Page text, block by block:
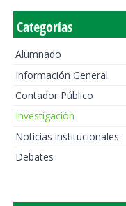
Categorías
Alumnado
Información General
Contador Público
Investigación
Noticias institucionales
Debates